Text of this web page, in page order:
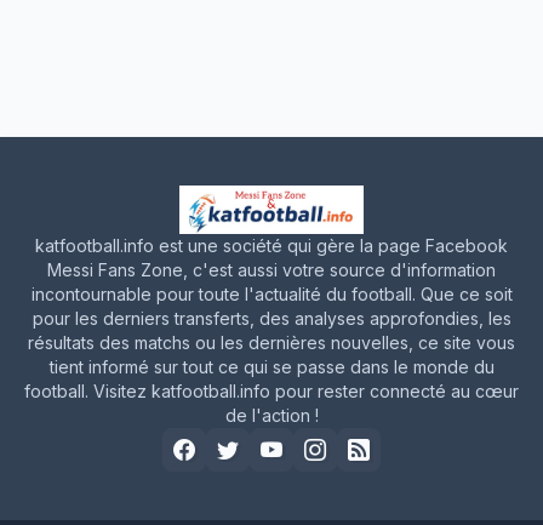
katfootball.info est une société qui gère la page Facebook
Messi Fans Zone, c'est aussi votre source d'information
incontournable pour toute l'actualité du football. Que ce soit
pour les derniers transferts, des analyses approfondies, les
résultats des matchs ou les dernières nouvelles, ce site vous
tient informé sur tout ce qui se passe dans le monde du
football. Visitez katfootball.info pour rester connecté au cœur
de l'action !